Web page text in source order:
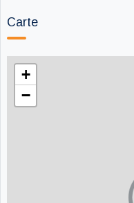
Carte
+
−